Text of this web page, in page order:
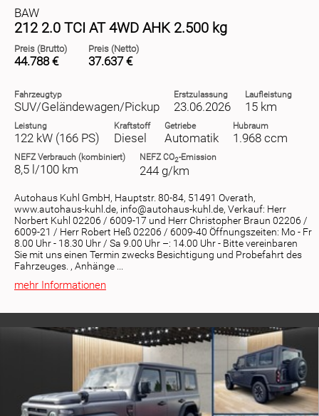
BAW
212 2.0 TCI AT 4WD AHK 2.500 kg
Preis (Brutto)
44.788 €
Preis (Netto)
37.637 €
Fahrzeugtyp
SUV/Geländewagen/Pickup
Erstzulassung
23.06.2026
Laufleistung
15 km
Leistung
122 kW (166 PS)
Kraftstoff
Diesel
Getriebe
Automatik
Hubraum
1.968 ccm
NEFZVerbrauch (kombiniert)
8,5 l/100 km
NEFZCO2-Emission
244 g/km
Autohaus Kuhl GmbH, Hauptstr. 80-84, 51491 Overath,
www.autohaus-kuhl.de, info@autohaus-kuhl.de, Verkauf: Herr
Norbert Kuhl 02206 / 6009-17 und Herr Christopher Braun 02206 /
6009-21 / Herr Robert Heß 02206 / 6009-40 Öffnungszeiten: Mo - Fr
8.00 Uhr - 18.30 Uhr / Sa 9.00 Uhr –: 14.00 Uhr - Bitte vereinbaren
Sie mit uns einen Termin zwecks Besichtigung und Probefahrt des
Fahrzeuges. , Anhänge ...
mehr Informationen